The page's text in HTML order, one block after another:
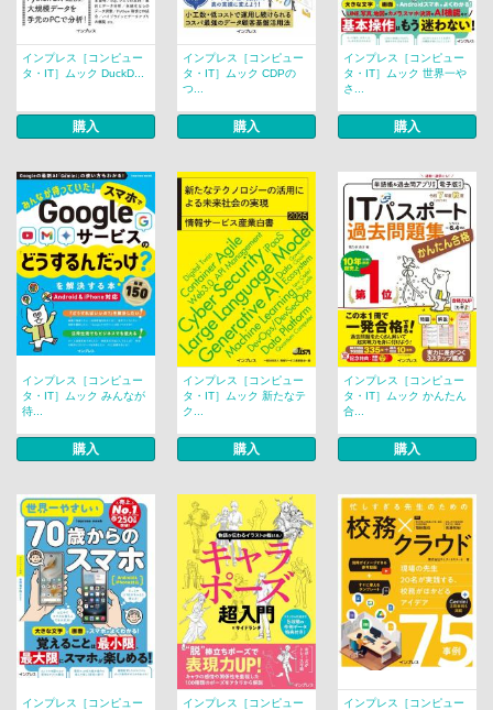
インプレス［コンピュー
タ・IT］ムック DuckD...
購入
インプレス［コンピュー
タ・IT］ムック CDPの
つ...
購入
インプレス［コンピュー
タ・IT］ムック 世界一や
さ...
購入
インプレス［コンピュー
タ・IT］ムック みんなが
待...
購入
インプレス［コンピュー
タ・IT］ムック 新たなテ
ク...
購入
インプレス［コンピュー
タ・IT］ムック かんたん
合...
購入
インプレス［コンピュー
インプレス［コンピュー
インプレス［コンピュー